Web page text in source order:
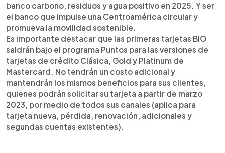
banco carbono, residuos y agua positivo en 2025. Y ser
el banco que impulse una Centroamérica circular y
promueva la movilidad sostenible.
Es importante destacar que las primeras tarjetas BIO
saldrán bajo el programa Puntos para las versiones de
tarjetas de crédito Clásica, Gold y Platinum de
Mastercard. No tendrán un costo adicional y
mantendrán los mismos beneficios para sus clientes,
quienes podrán solicitar su tarjeta a partir de marzo
2023, por medio de todos sus canales (aplica para
tarjeta nueva, pérdida, renovación, adicionales y
segundas cuentas existentes).